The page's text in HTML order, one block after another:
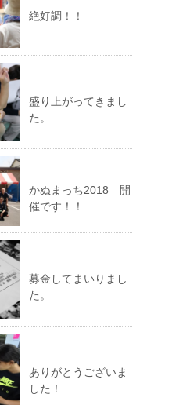
絶好調！！
盛り上がってきまし
た。
かぬまっち2018 開
催です！！
募金してまいりまし
た。
ありがとうございま
した！